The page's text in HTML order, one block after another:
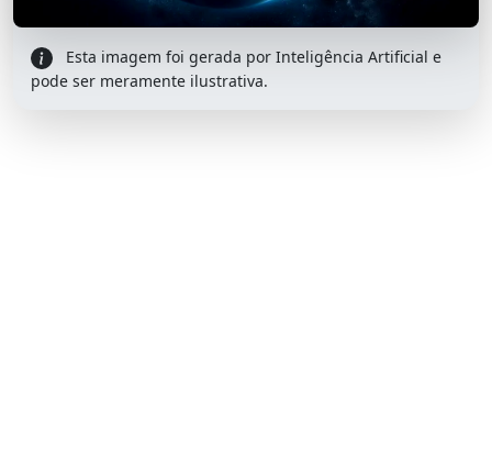
Esta imagem foi gerada por Inteligência Artificial e
pode ser meramente ilustrativa.